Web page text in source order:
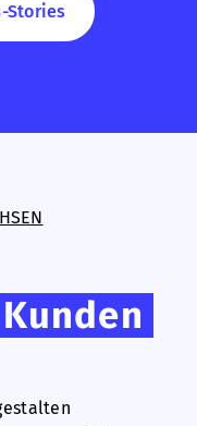
Stories
Kunden